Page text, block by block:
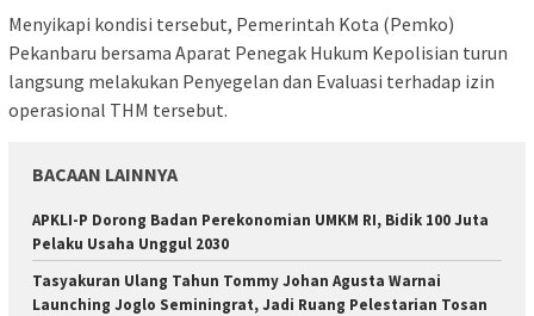
Menyikapi kondisi tersebut, Pemerintah Kota (Pemko)
Pekanbaru bersama Aparat Penegak Hukum Kepolisian turun
langsung melakukan Penyegelan dan Evaluasi terhadap izin
operasional THM tersebut.
BACAAN LAINNYA
APKLI-P Dorong Badan Perekonomian UMKM RI, Bidik 100 Juta
Pelaku Usaha Unggul 2030
Tasyakuran Ulang Tahun Tommy Johan Agusta Warnai
Launching Joglo Seminingrat, Jadi Ruang Pelestarian Tosan